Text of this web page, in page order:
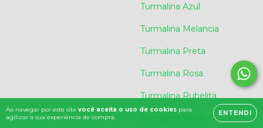
Ao navegar por este site você aceita o uso de cookies para
agilizar a sua experiência de compra.
ENTENDI
Turmalina Azul
Turmalina Melancia
Turmalina Preta
Turmalina Rosa
Turmalina Rubelita